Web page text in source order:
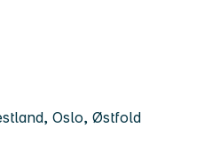
Oslo, Østfold